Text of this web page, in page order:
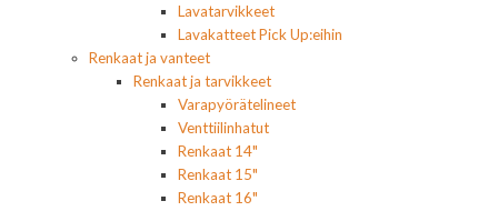
Lavatarvikkeet
Lavakatteet Pick Up:eihin
Renkaat ja vanteet
Renkaat ja tarvikkeet
Varapyörätelineet
Venttiilinhatut
Renkaat 14"
Renkaat 15"
Renkaat 16"